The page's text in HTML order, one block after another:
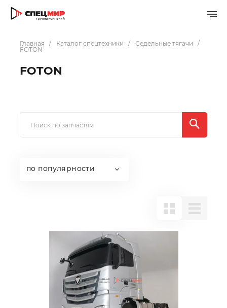
Главная Каталог спецтехники
Седельные тягачи
FOTON
FOTON
по популярности